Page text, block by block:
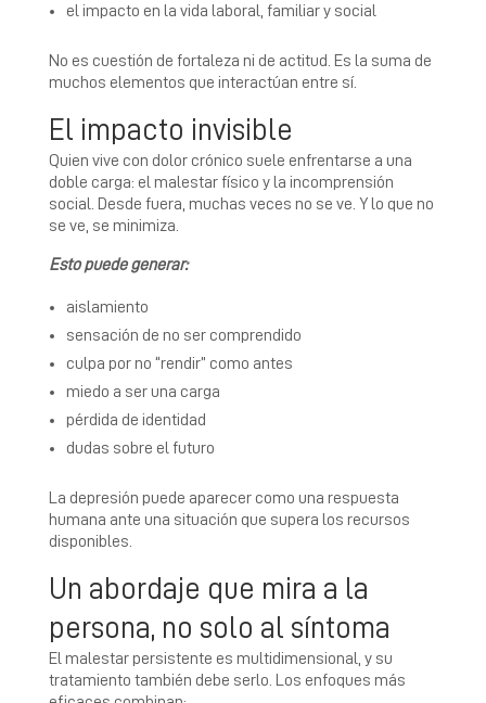
el impacto en la vida laboral, familiar y social
No es cuestión de fortaleza ni de actitud. Es la suma de
muchos elementos que interactúan entre sí.
El impacto invisible
Quien vive con dolor crónico suele enfrentarse a una
doble carga: el malestar físico y la incomprensión
social. Desde fuera, muchas veces no se ve. Y lo que no
se ve, se minimiza.
Esto puede generar:
aislamiento
sensación de no ser comprendido
culpa por no “rendir” como antes
miedo a ser una carga
pérdida de identidad
dudas sobre el futuro
La depresión puede aparecer como una respuesta
humana ante una situación que supera los recursos
disponibles.
Un abordaje que mira a la
persona, no solo al síntoma
El malestar persistente es multidimensional, y su
tratamiento también debe serlo. Los enfoques más